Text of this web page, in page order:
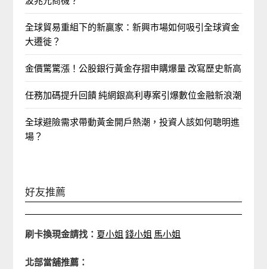
全球貿易重組下的新贏家：新興市場如何吸引全球資金
大遷徙？
金價驚驚漲！公股銀行黃金存摺申購爆量 改寫歷史新高
任務加碼提升回饋 純網銀高利專案引爆數位金融新浪潮
全球避險需求帶動黃金開戶熱潮，投資人該如何聰明進
場？
好友推薦
刷卡換現金請找： 夏小姐 錢小姐 馬小姐
北部當舖推薦：